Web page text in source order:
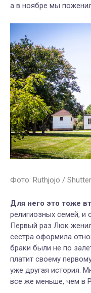
а в ноябре мы
Фото: Ruthjojo /
Для него это тоже
религиозных семей, и
Первый раз Люк
сестра оформила
браки были не по
платит своему
уже другая история.
все же меньше, чем в